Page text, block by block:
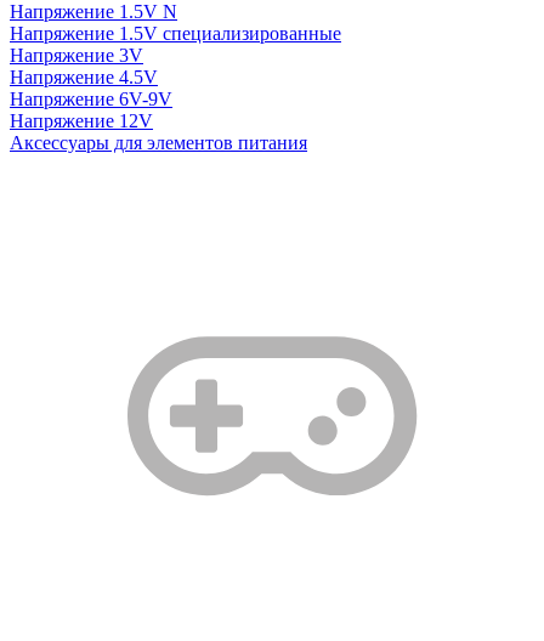
Напряжение 1.5V N
Напряжение 1.5V специализированные
Напряжение 3V
Напряжение 4.5V
Напряжение 6V-9V
Напряжение 12V
Аксессуары для элементов питания